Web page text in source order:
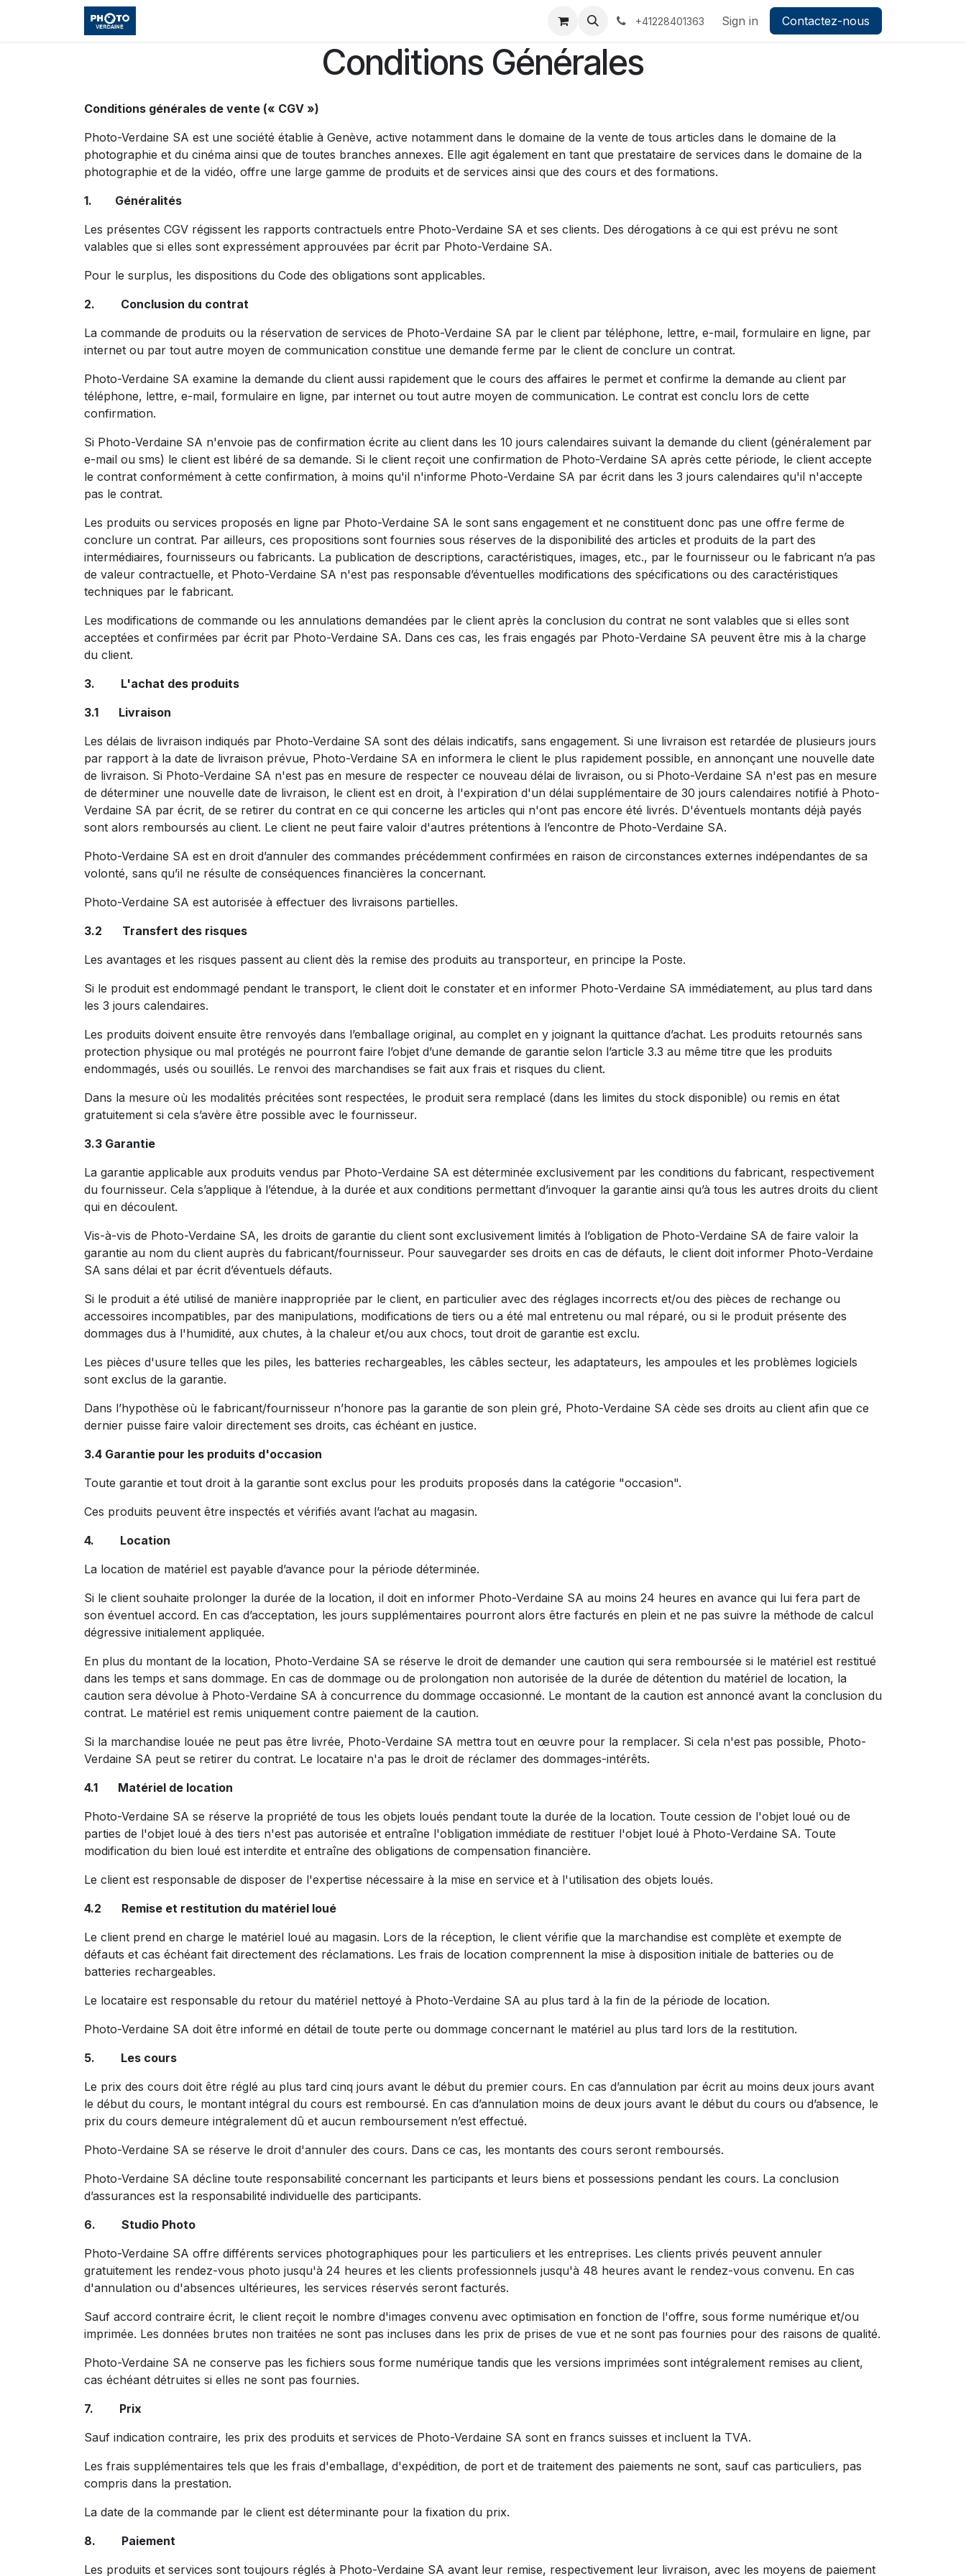
Contactez-nous +41228401363 Sign in Contactez-nous
Conditions Générales
Conditions générales de vente (« CGV »)
Photo-Verdaine SA est une société établie à Genève, active notamment dans le domaine de la vente de tous articles dans le domaine de la
photographie et du cinéma ainsi que de toutes branches annexes. Elle agit également en tant que prestataire de services dans le domaine de la
photographie et de la vidéo, offre une large gamme de produits et de services ainsi que des cours et des formations.
1. Généralités
Les présentes CGV régissent les rapports contractuels entre Photo-Verdaine SA et ses clients. Des dérogations à ce qui est prévu ne sont
valables que si elles sont expressément approuvées par écrit par Photo-Verdaine SA.
Pour le surplus, les dispositions du Code des obligations sont applicables.
2. Conclusion du contrat
La commande de produits ou la réservation de services de Photo-Verdaine SA par le client par téléphone, lettre, e-mail, formulaire en ligne, par
internet ou par tout autre moyen de communication constitue une demande ferme par le client de conclure un contrat.
Photo-Verdaine SA examine la demande du client aussi rapidement que le cours des affaires le permet et confirme la demande au client par
téléphone, lettre, e-mail, formulaire en ligne, par internet ou tout autre moyen de communication. Le contrat est conclu lors de cette
confirmation.
Si Photo-Verdaine SA n'envoie pas de confirmation écrite au client dans les 10 jours calendaires suivant la demande du client (généralement par
e-mail ou sms) le client est libéré de sa demande. Si le client reçoit une confirmation de Photo-Verdaine SA après cette période, le client accepte
le contrat conformément à cette confirmation, à moins qu'il n'informe Photo-Verdaine SA par écrit dans les 3 jours calendaires qu'il n'accepte
pas le contrat.
Les produits ou services proposés en ligne par Photo-Verdaine SA le sont sans engagement et ne constituent donc pas une offre ferme de
conclure un contrat. Par ailleurs, ces propositions sont fournies sous réserves de la disponibilité des articles et produits de la part des
intermédiaires, fournisseurs ou fabricants. La publication de descriptions, caractéristiques, images, etc., par le fournisseur ou le fabricant n’a pas
de valeur contractuelle, et Photo-Verdaine SA n'est pas responsable d’éventuelles modifications des spécifications ou des caractéristiques
techniques par le fabricant.
Les modifications de commande ou les annulations demandées par le client après la conclusion du contrat ne sont valables que si elles sont
acceptées et confirmées par écrit par Photo-Verdaine SA. Dans ces cas, les frais engagés par Photo-Verdaine SA peuvent être mis à la charge
du client.
3. L'achat des produits
3.1 Livraison
Les délais de livraison indiqués par Photo-Verdaine SA sont des délais indicatifs, sans engagement. Si une livraison est retardée de plusieurs jours
par rapport à la date de livraison prévue, Photo-Verdaine SA en informera le client le plus rapidement possible, en annonçant une nouvelle date
de livraison. Si Photo-Verdaine SA n'est pas en mesure de respecter ce nouveau délai de livraison, ou si Photo-Verdaine SA n'est pas en mesure
de déterminer une nouvelle date de livraison, le client est en droit, à l'expiration d'un délai supplémentaire de 30 jours calendaires notifié à Photo-
Verdaine SA par écrit, de se retirer du contrat en ce qui concerne les articles qui n'ont pas encore été livrés. D'éventuels montants déjà payés
sont alors remboursés au client. Le client ne peut faire valoir d'autres prétentions à l’encontre de Photo-Verdaine SA.
Photo-Verdaine SA est en droit d’annuler des commandes précédemment confirmées en raison de circonstances externes indépendantes de sa
volonté, sans qu’il ne résulte de conséquences financières la concernant.
Photo-Verdaine SA est autorisée à effectuer des livraisons partielles.
3.2 Transfert des risques
Les avantages et les risques passent au client dès la remise des produits au transporteur, en principe la Poste.
Si le produit est endommagé pendant le transport, le client doit le constater et en informer Photo-Verdaine SA immédiatement, au plus tard dans
les 3 jours calendaires.
Les produits doivent ensuite être renvoyés dans l’emballage original, au complet en y joignant la quittance d’achat. Les produits retournés sans
protection physique ou mal protégés ne pourront faire l’objet d’une demande de garantie selon l’article 3.3 au même titre que les produits
endommagés, usés ou souillés. Le renvoi des marchandises se fait aux frais et risques du client.
Dans la mesure où les modalités précitées sont respectées, le produit sera remplacé (dans les limites du stock disponible) ou remis en état
gratuitement si cela s’avère être possible avec le fournisseur.
3.3 Garantie
La garantie applicable aux produits vendus par Photo-Verdaine SA est déterminée exclusivement par les conditions du fabricant, respectivement
du fournisseur. Cela s’applique à l’étendue, à la durée et aux conditions permettant d’invoquer la garantie ainsi qu’à tous les autres droits du client
qui en découlent.
Vis-à-vis de Photo-Verdaine SA, les droits de garantie du client sont exclusivement limités à l’obligation de Photo-Verdaine SA de faire valoir la
garantie au nom du client auprès du fabricant/fournisseur. Pour sauvegarder ses droits en cas de défauts, le client doit informer Photo-Verdaine
SA sans délai et par écrit d’éventuels défauts.
Si le produit a été utilisé de manière inappropriée par le client, en particulier avec des réglages incorrects et/ou des pièces de rechange ou
accessoires incompatibles, par des manipulations, modifications de tiers ou a été mal entretenu ou mal réparé, ou si le produit présente des
dommages dus à l'humidité, aux chutes, à la chaleur et/ou aux chocs, tout droit de garantie est exclu.
Les pièces d'usure telles que les piles, les batteries rechargeables, les câbles secteur, les adaptateurs, les ampoules et les problèmes logiciels
sont exclus de la garantie.
Dans l’hypothèse où le fabricant/fournisseur n’honore pas la garantie de son plein gré, Photo-Verdaine SA cède ses droits au client afin que ce
dernier puisse faire valoir directement ses droits, cas échéant en justice.
3.4 Garantie pour les produits d'occasion
Toute garantie et tout droit à la garantie sont exclus pour les produits proposés dans la catégorie "occasion".
Ces produits peuvent être inspectés et vérifiés avant l’achat au magasin.
4. Location
La location de matériel est payable d’avance pour la période déterminée.
Si le client souhaite prolonger la durée de la location, il doit en informer Photo-Verdaine SA au moins 24 heures en avance qui lui fera part de
son éventuel accord. En cas d’acceptation, les jours supplémentaires pourront alors être facturés en plein et ne pas suivre la méthode de calcul
dégressive initialement appliquée.
En plus du montant de la location, Photo-Verdaine SA se réserve le droit de demander une caution qui sera remboursée si le matériel est restitué
dans les temps et sans dommage. En cas de dommage ou de prolongation non autorisée de la durée de détention du matériel de location, la
caution sera dévolue à Photo-Verdaine SA à concurrence du dommage occasionné. Le montant de la caution est annoncé avant la conclusion du
contrat. Le matériel est remis uniquement contre paiement de la caution.
Si la marchandise louée ne peut pas être livrée, Photo-Verdaine SA mettra tout en œuvre pour la remplacer. Si cela n'est pas possible, Photo-
Verdaine SA peut se retirer du contrat. Le locataire n'a pas le droit de réclamer des dommages-intérêts.
4.1 Matériel de location
Photo-Verdaine SA se réserve la propriété de tous les objets loués pendant toute la durée de la location. Toute cession de l'objet loué ou de
parties de l'objet loué à des tiers n'est pas autorisée et entraîne l'obligation immédiate de restituer l'objet loué à Photo-Verdaine SA. Toute
modification du bien loué est interdite et entraîne des obligations de compensation financière.
Le client est responsable de disposer de l'expertise nécessaire à la mise en service et à l'utilisation des objets loués.
4.2 Remise et restitution du matériel loué
Le client prend en charge le matériel loué au magasin. Lors de la réception, le client vérifie que la marchandise est complète et exempte de
défauts et cas échéant fait directement des réclamations. Les frais de location comprennent la mise à disposition initiale de batteries ou de
batteries rechargeables.
Le locataire est responsable du retour du matériel nettoyé à Photo-Verdaine SA au plus tard à la fin de la période de location.
Photo-Verdaine SA doit être informé en détail de toute perte ou dommage concernant le matériel au plus tard lors de la restitution.
5. Les cours
Le prix des cours doit être réglé au plus tard cinq jours avant le début du premier cours. En cas d’annulation par écrit au moins deux jours avant
le début du cours, le montant intégral du cours est remboursé. En cas d’annulation moins de deux jours avant le début du cours ou d’absence, le
prix du cours demeure intégralement dû et aucun remboursement n’est effectué.
Photo-Verdaine SA se réserve le droit d'annuler des cours. Dans ce cas, les montants des cours seront remboursés.
Photo-Verdaine SA décline toute responsabilité concernant les participants et leurs biens et possessions pendant les cours. La conclusion
d’assurances est la responsabilité individuelle des participants.
6. Studio Photo
Photo-Verdaine SA offre différents services photographiques pour les particuliers et les entreprises. Les clients privés peuvent annuler
gratuitement les rendez-vous photo jusqu'à 24 heures et les clients professionnels jusqu'à 48 heures avant le rendez-vous convenu. En cas
d'annulation ou d'absences ultérieures, les services réservés seront facturés.
Sauf accord contraire écrit, le client reçoit le nombre d'images convenu avec optimisation en fonction de l'offre, sous forme numérique et/ou
imprimée. Les données brutes non traitées ne sont pas incluses dans les prix de prises de vue et ne sont pas fournies pour des raisons de qualité.
Photo-Verdaine SA ne conserve pas les fichiers sous forme numérique tandis que les versions imprimées sont intégralement remises au client,
cas échéant détruites si elles ne sont pas fournies.
7. Prix
Sauf indication contraire, les prix des produits et services de Photo-Verdaine SA sont en francs suisses et incluent la TVA.
Les frais supplémentaires tels que les frais d'emballage, d'expédition, de port et de traitement des paiements ne sont, sauf cas particuliers, pas
compris dans la prestation.
La date de la commande par le client est déterminante pour la fixation du prix.
8. Paiement
Les produits et services sont toujours réglés à Photo-Verdaine SA avant leur remise, respectivement leur livraison, avec les moyens de paiement